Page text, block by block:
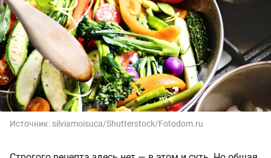
Источник: silviamoisuca/Shutterstock/Fotodom.ru